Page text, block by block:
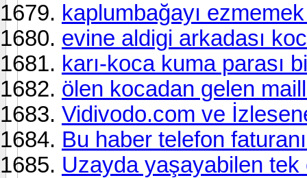
kaplumbağayı
evine aldigi arkadası
karı-koca kuma parası
ölen kocadan gelen
Vidivodo.com ve
Bu haber telefon
Uzayda yaşayabilen tek